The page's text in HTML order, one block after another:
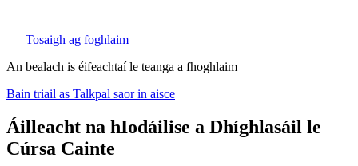
Tosaigh ag foghlaim
An bealach is éifeachtaí le teanga a fhoghlaim
Bain triail as Talkpal saor in aisce
Áilleacht na hIodáilise a Dhíghlasáil le
Cúrsa Cainte